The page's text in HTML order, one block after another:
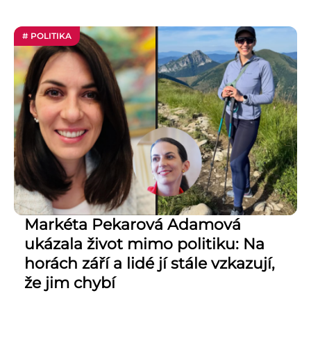
# POLITIKA
Markéta Pekarová Adamová
ukázala život mimo politiku: Na
horách září a lidé jí stále vzkazují,
že jim chybí